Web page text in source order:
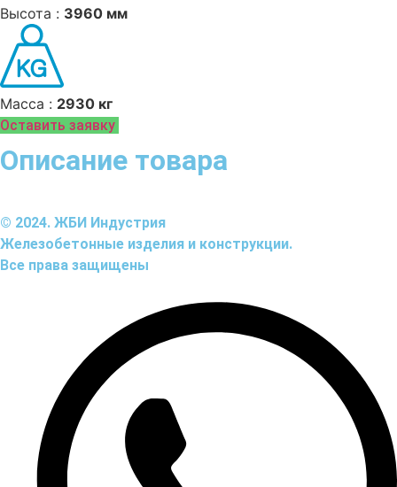
Высота : 3960 мм
Масса : 2930 кг
Оставить заявку
Описание товара
© 2024. ЖБИ Индустрия
Железобетонные изделия и конструкции.
Все права защищены